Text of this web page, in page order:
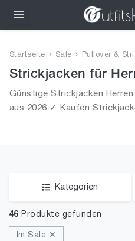
Bekleidung
Wäsche
Startseite Sale Pullover &
Strickjacken für
Günstige Strickjacken
aus 2026 ✓ Kaufen
Kategorien
46 Produkte gefunden
Im Sale ✕